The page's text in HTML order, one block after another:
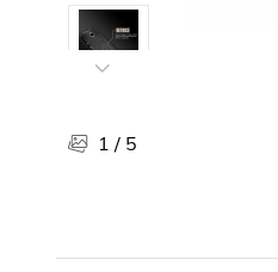
Otras categorías
Bebidas
Súpermercado
1 / 5